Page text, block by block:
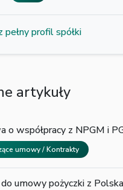
pełny profil spółki
artykuły
o współpracy z NPGM i
umowy / Kontrakty
umowy pożyczki z Polska